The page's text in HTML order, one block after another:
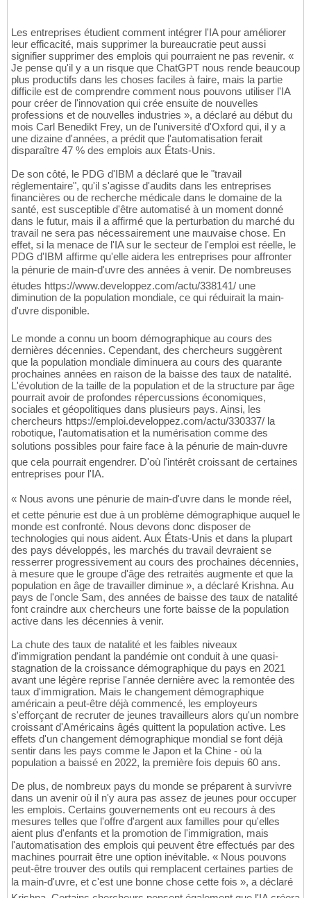
Les entreprises étudient comment intégrer l'IA pour améliorer
leur efficacité, mais supprimer la bureaucratie peut aussi
signifier supprimer des emplois qui pourraient ne pas revenir. «
Je pense qu'il y a un risque que ChatGPT nous rende beaucoup
plus productifs dans les choses faciles à faire, mais la partie
difficile est de comprendre comment nous pouvons utiliser l'IA
pour créer de l'innovation qui crée ensuite de nouvelles
professions et de nouvelles industries », a déclaré au début du
mois Carl Benedikt Frey, un de l'université d'Oxford qui, il y a
une dizaine d'années, a prédit que l'automatisation ferait
disparaître 47 % des emplois aux États-Unis.
De son côté, le PDG d'IBM a déclaré que le "travail
réglementaire", qu'il s'agisse d'audits dans les entreprises
financières ou de recherche médicale dans le domaine de la
santé, est susceptible d'être automatisé à un moment donné
dans le futur, mais il a affirmé que la perturbation du marché du
travail ne sera pas nécessairement une mauvaise chose. En
effet, si la menace de l'IA sur le secteur de l'emploi est réelle, le
PDG d'IBM affirme qu'elle aidera les entreprises pour affronter
la pénurie de main-d'uvre des années à venir. De nombreuses
études https://www.developpez.com/actu/338141/ une
diminution de la population mondiale, ce qui réduirait la main-
d'uvre disponible.
Le monde a connu un boom démographique au cours des
dernières décennies. Cependant, des chercheurs suggèrent
que la population mondiale diminuera au cours des quarante
prochaines années en raison de la baisse des taux de natalité.
L'évolution de la taille de la population et de la structure par âge
pourrait avoir de profondes répercussions économiques,
sociales et géopolitiques dans plusieurs pays. Ainsi, les
chercheurs https://emploi.developpez.com/actu/330337/ la
robotique, l'automatisation et la numérisation comme des
solutions possibles pour faire face à la pénurie de main-duvre
que cela pourrait engendrer. D'où l'intérêt croissant de certaines
entreprises pour l'IA.
« Nous avons une pénurie de main-d'uvre dans le monde réel,
et cette pénurie est due à un problème démographique auquel le
monde est confronté. Nous devons donc disposer de
technologies qui nous aident. Aux États-Unis et dans la plupart
des pays développés, les marchés du travail devraient se
resserrer progressivement au cours des prochaines décennies,
à mesure que le groupe d'âge des retraités augmente et que la
population en âge de travailler diminue », a déclaré Krishna. Au
pays de l'oncle Sam, des années de baisse des taux de natalité
font craindre aux chercheurs une forte baisse de la population
active dans les décennies à venir.
La chute des taux de natalité et les faibles niveaux
d'immigration pendant la pandémie ont conduit à une quasi-
stagnation de la croissance démographique du pays en 2021
avant une légère reprise l'année dernière avec la remontée des
taux d'immigration. Mais le changement démographique
américain a peut-être déjà commencé, les employeurs
s'efforçant de recruter de jeunes travailleurs alors qu'un nombre
croissant d'Américains âgés quittent la population active. Les
effets d'un changement démographique mondial se font déjà
sentir dans les pays comme le Japon et la Chine - où la
population a baissé en 2022, la première fois depuis 60 ans.
De plus, de nombreux pays du monde se préparent à survivre
dans un avenir où il n'y aura pas assez de jeunes pour occuper
les emplois. Certains gouvernements ont eu recours à des
mesures telles que l'offre d'argent aux familles pour qu'elles
aient plus d'enfants et la promotion de l'immigration, mais
l'automatisation des emplois qui peuvent être effectués par des
machines pourrait être une option inévitable. « Nous pouvons
peut-être trouver des outils qui remplacent certaines parties de
la main-d'uvre, et c'est une bonne chose cette fois », a déclaré